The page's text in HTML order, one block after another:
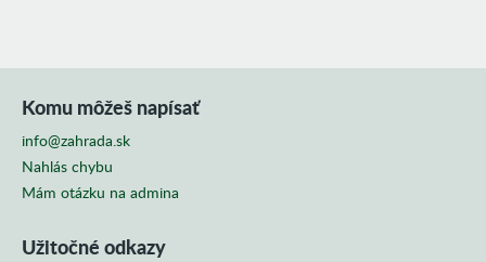
Komu môžeš napísať
info@zahrada.sk
Nahlás chybu
Mám otázku na admina
Užitočné odkazy